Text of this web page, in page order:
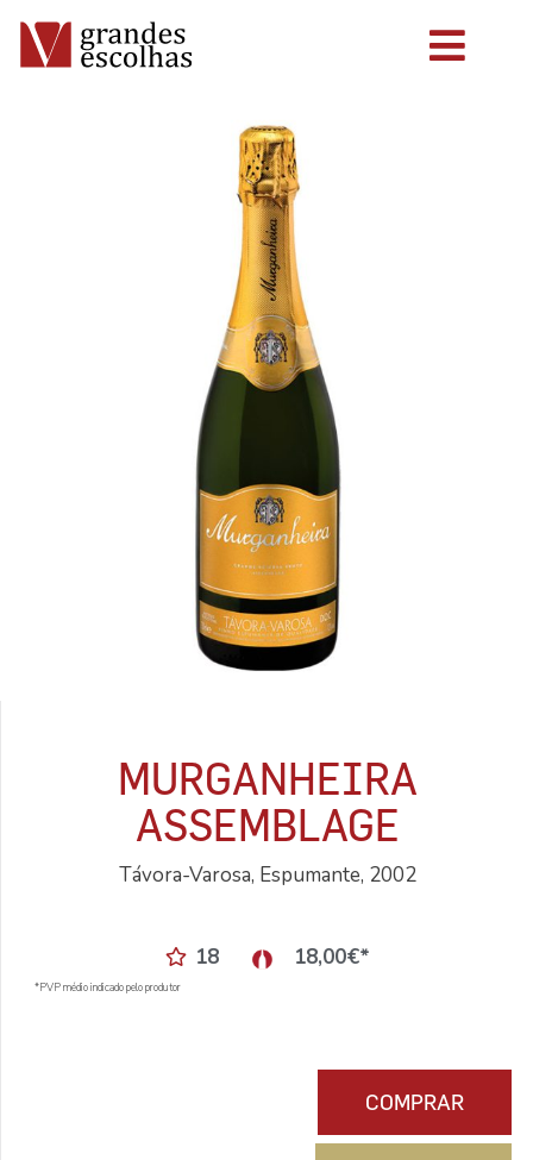
MURGANHEIRA
ASSEMBLAGE
Távora-Varosa, Espumante, 2002
18 18,00€*
*PVP médio indicado pelo produtor
COMPRAR